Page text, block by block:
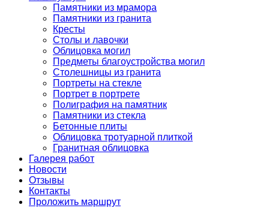
Памятники из мрамора
Памятники из гранита
Кресты
Столы и лавочки
Облицовка могил
Предметы благоустройства могил
Столешницы из гранита
Портреты на стекле
Портрет в портрете
Полиграфия на памятник
Памятники из стекла
Бетонные плиты
Облицовка тротуарной плиткой
Гранитная облицовка
Галерея работ
Новости
Отзывы
Контакты
Проложить маршрут